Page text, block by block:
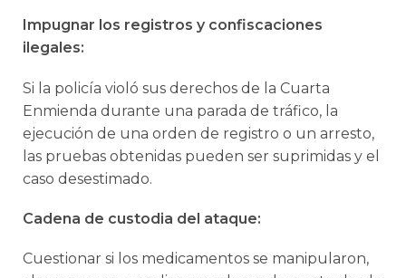
Impugnar los registros y confiscaciones
ilegales:
Si la policía violó sus derechos de la Cuarta
Enmienda durante una parada de tráfico, la
ejecución de una orden de registro o un arresto,
las pruebas obtenidas pueden ser suprimidas y el
caso desestimado.
Cadena de custodia del ataque:
Cuestionar si los medicamentos se manipularon,